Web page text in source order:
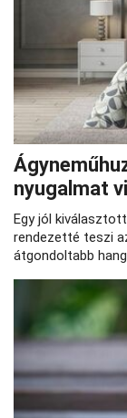
nyugalmat
Egy jól
rendezetté teszi
átgondoltabb